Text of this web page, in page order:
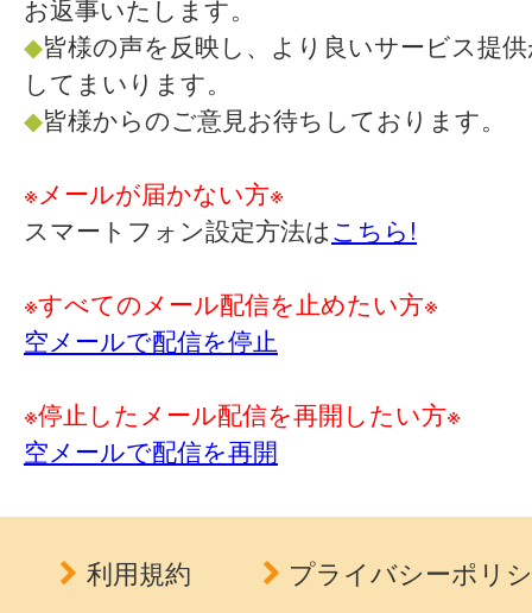
お返事いたします。
◆皆様の声を反映し、より良いサービス提
してまいります。
◆皆様からのご意見お待ちしております。
※メールが届かない方※
スマートフォン設定方法はこちら!
※すべてのメール配信を止めたい方※
空メールで配信を停止
※停止したメール配信を再開したい方※
空メールで配信を再開
利用規約
プライバシーポリ